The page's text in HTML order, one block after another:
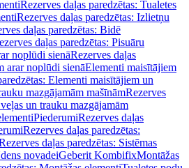
Rezerves daļas paredzētas: Tualetes
Rezerves daļas paredzētas: Izlietņu
daļas paredzētas: Bidē
daļas paredzētas: Pisuāru
noplūdi sienāRezerves daļas
arar noplūdi sienāElementi maisītājiem
Elementi maisītājiem un
mazgājamām mašīnāmRezerves
un trauku mazgājamām
PiederumiRezerves daļas
Rezerves daļas paredzētas:
daļas paredzētas: Sistēmas
novadeiGeberit KombifixMontāžas